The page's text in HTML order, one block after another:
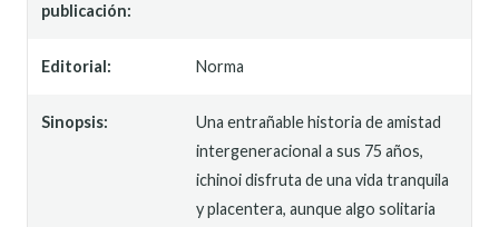
publicación:
Editorial: Norma
Sinopsis:
Una entrañable historia de amistad
intergeneracional a sus 75 años,
ichinoi disfruta de una vida tranquila
y placentera, aunque algo solitaria